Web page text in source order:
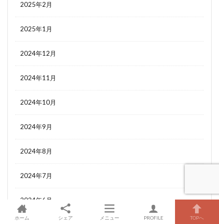
2025年2月
2025年1月
2024年12月
2024年11月
2024年10月
2024年9月
2024年8月
2024年7月
2024年6月
ホーム シェア メニュー PROFILE TOPへ